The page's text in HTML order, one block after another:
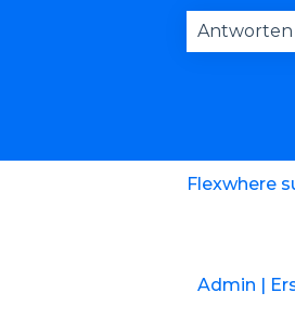
Flexwhere
Admin |